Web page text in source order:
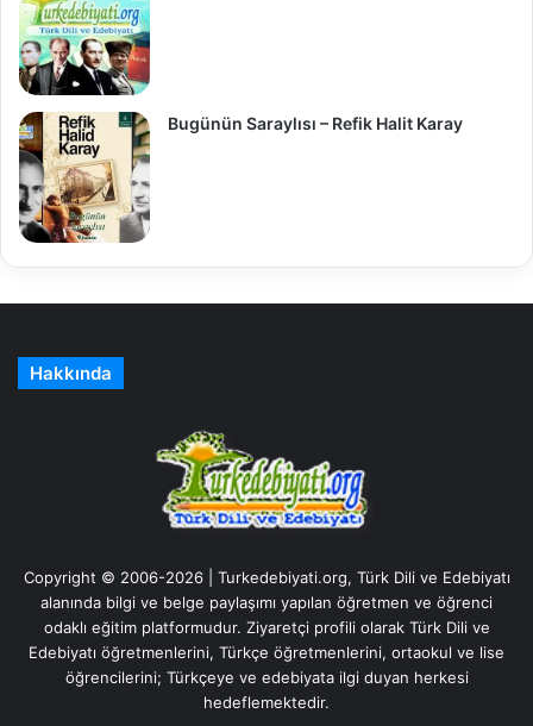
Bugünün Saraylısı – Refik Halit Karay
Hakkında
Copyright © 2006-2026 | Turkedebiyati.org, Türk Dili ve Edebiyatı
alanında bilgi ve belge paylaşımı yapılan öğretmen ve öğrenci
odaklı eğitim platformudur. Ziyaretçi profili olarak Türk Dili ve
Edebiyatı öğretmenlerini, Türkçe öğretmenlerini, ortaokul ve lise
öğrencilerini; Türkçeye ve edebiyata ilgi duyan herkesi
hedeflemektedir.